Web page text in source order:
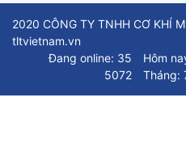
2020 CÔNG TY TNHH CƠ KHÍ
tltvietnam.vn
Đang online: 35
Hôm
5072
Tháng: